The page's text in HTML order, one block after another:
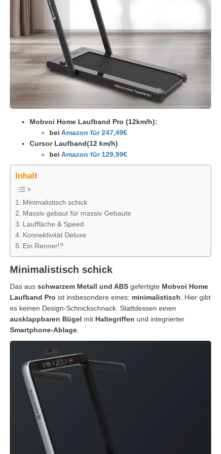
Mobvoi Home Laufband Pro (12km/h):
bei Amazon für 247,49€
Cursor Laufband(12 km/h)
bei Amazon für 129,99€
Inhalt
Minimalistisch schick
Massiv gebaut für massiv Gebaute
Lauffläche & Speed
Konnektivität Deluxe
Ein Renner!?
Minimalistisch schick
Das aus schwarzem Metall und ABS gefertigte Mobvoi Home
Laufband Pro ist insbesondere eines: minimalistisch . Hier gibt
es keinen Design-Schnickschnack. Stattdessen einen
ausklappbaren Bügel mit Haltegriffen und integrierter
Smartphone-Ablage